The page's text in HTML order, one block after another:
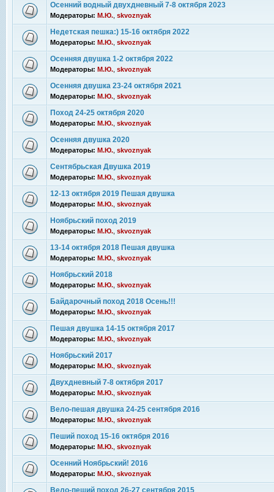
Осенний водный двухдневный 7-8 октября 2023
Модераторы: М.Ю. skvoznyak
Недетская пешка:) 15-16 октября 2022
Модераторы: М.Ю. skvoznyak
Осенняя двушка 1-2 октября 2022
Модераторы: М.Ю. skvoznyak
Осенняя двушка 23-24 октября 2021
Модераторы: М.Ю. skvoznyak
Поход 24-25 октября 2020
Модераторы: М.Ю. skvoznyak
Осенняя двушка 2020
Модераторы: М.Ю. skvoznyak
Сентябрьская Двушка 2019
Модераторы: М.Ю. skvoznyak
12-13 октября 2019 Пешая двушка
Модераторы: М.Ю. skvoznyak
Ноябрьский поход 2019
Модераторы: М.Ю. skvoznyak
13-14 октября 2018 Пешая двушка
Модераторы: М.Ю. skvoznyak
Ноябрьский 2018
Модераторы: М.Ю. skvoznyak
Байдарочный поход 2018 Осень!!!
Модераторы: М.Ю. skvoznyak
Пешая двушка 14-15 октября 2017
Модераторы: М.Ю. skvoznyak
Ноябрьский 2017
Модераторы: М.Ю. skvoznyak
Двухдневный 7-8 октября 2017
Модераторы: М.Ю. skvoznyak
Вело-пешая двушка 24-25 сентября 2016
Модераторы: М.Ю. skvoznyak
Пеший поход 15-16 октября 2016
Модераторы: М.Ю. skvoznyak
Осенний Ноябрьский! 2016
Модераторы: М.Ю. skvoznyak
Вело-пеший поход 26-27 сентября 2015